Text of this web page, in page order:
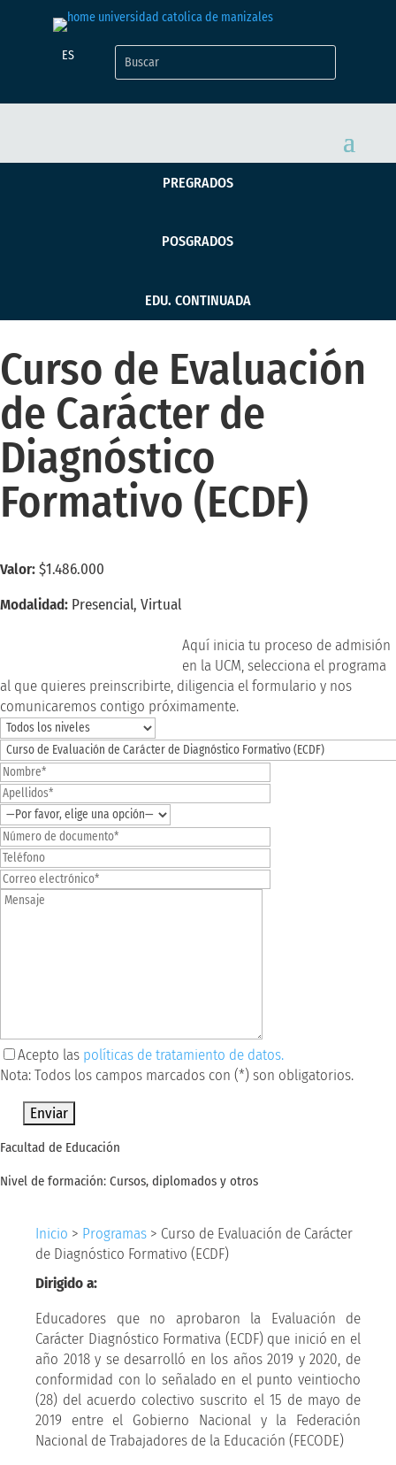
ES
PREGRADOS
POSGRADOS
EDU. CONTINUADA
Curso de Evaluación
de Carácter de
Diagnóstico
Formativo (ECDF)
Valor:$1.486.000
Modalidad: Presencial, Virtual
Aquí inicia tu proceso de admisión
en la UCM, selecciona el programa
al que quieres preinscribirte, diligencia el formulario y nos
comunicaremos contigo próximamente.
Acepto las políticas de tratamiento de datos.
Nota: Todos los campos marcados con (*) son obligatorios.
Facultad de Educación
Nivel de formación: Cursos, diplomados y otros
Inicio > Programas > Curso de Evaluación de Carácter
de Diagnóstico Formativo (ECDF)
Dirigido a:
Educadores que no aprobaron la Evaluación de
Carácter Diagnóstico Formativa (ECDF) que inició en el
año 2018 y se desarrolló en los años 2019 y 2020, de
conformidad con lo señalado en el punto veintiocho
(28) del acuerdo colectivo suscrito el 15 de mayo de
2019 entre el Gobierno Nacional y la Federación
Nacional de Trabajadores de la Educación (FECODE)